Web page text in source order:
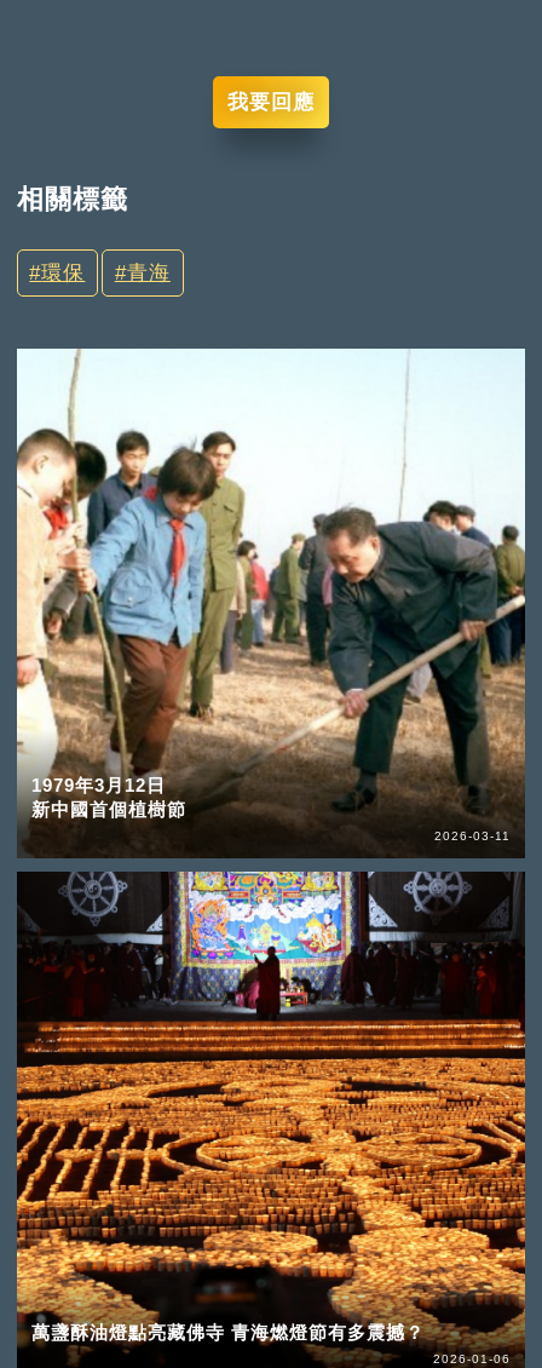
我要回應
相關標籤
環保 青海
1979年3月12日
新中國首個植樹節
2026-03-11
萬盞酥油燈點亮藏佛寺 青海燃燈節有多震撼？
2026-01-06